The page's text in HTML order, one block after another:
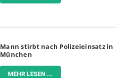
Mann stirbt nach Polizeieinsatz in
München
MEHR LESEN ...